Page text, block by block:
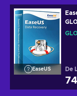
EaseUS De